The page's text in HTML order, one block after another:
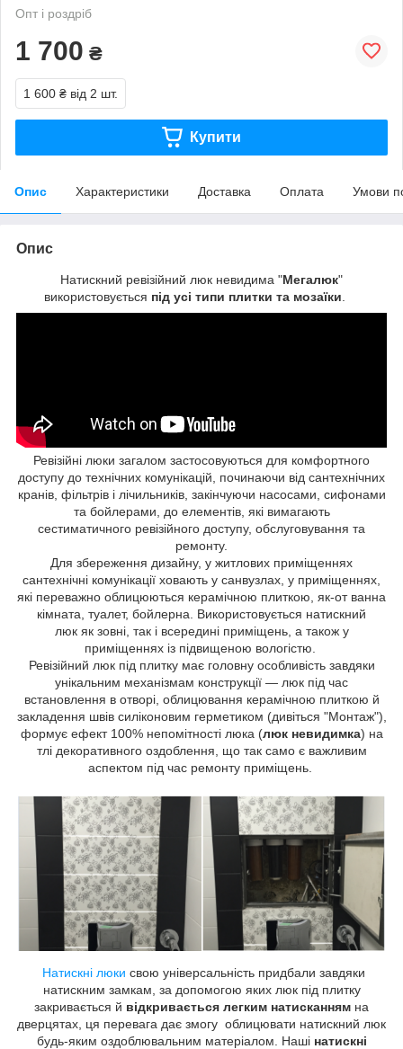
Опт і роздріб
1 700 ₴
1 600 ₴ від 2 шт.
Купити
Опис Характеристики Доставка Оплата Умови
Опис
Натискний ревізійний люк невидима "Мегалюк"
використовується під усі типи плитки та мозаїки
Ревізійні люки загалом застосовуються для комфортного
доступу до технічних комунікацій, починаючи від сантехнічних
кранів, фільтрів і лічильників, закінчуючи насосами, сифонами
та бойлерами, до елементів, які вимагають
сестиматичного ревізійного доступу, обслуговування та
ремонту.
Для збереження дизайну, у житлових приміщеннях
сантехнічні комунікації ховають у санвузлах, у приміщеннях,
які переважно облицюються керамічною плиткою, як-от ванна
кімната, туалет, бойлерна. Використовується натискний
люк як зовні, так і всередині приміщень, а також у
приміщеннях із підвищеною вологістю.
Ревізійний люк під плитку має головну особливість завдяки
унікальним механізмам конструкції — люк під час
встановлення в отворі, облицювання керамічною плиткою й
закладення швів силіконовим герметиком (дивіться "Монтаж"),
формує ефект 100% непомітності люка (люк невидимка) на
тлі декоративного оздоблення, що так само є важливим
аспектом під час ремонту приміщень.
Натискні люки свою універсальність придбали завдяки
натискним замкам, за допомогою яких люк під плитку
закривається й відкривається легким натисканням на
дверцятах, ця перевага дає змогу облицювати натискний люк
будь-яким оздоблювальним матеріалом. Наші натискні